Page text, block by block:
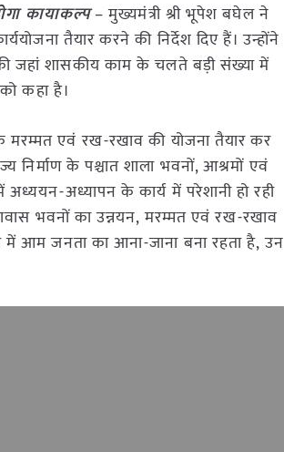
कायाकल्प– मुख्यमंत्री श्री भूपेश बघेल ने
तैयार करने की निर्देश दिए हैं। उन्होंने
जहां शासकीय काम के चलते बड़ी संख्या में
कहा है।
एवं रख-रखाव की योजना तैयार कर
के पश्चात शाला भवनों, आश्रमों एवं
अध्यापन के कार्य में परेशानी हो रही
भवनों का उन्नयन, मरम्मत एवं रख-रखाव
आम जनता का आना-जाना बना रहता है, उन